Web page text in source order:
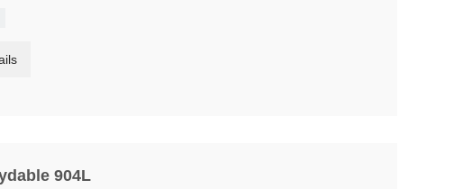
904L